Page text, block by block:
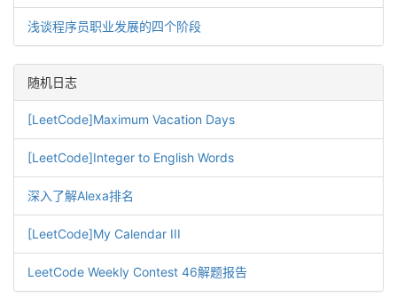
浅谈程序员职业发展的四个阶段
随机日志
[LeetCode]Maximum Vacation Days
[LeetCode]Integer to English Words
深入了解Alexa排名
[LeetCode]My Calendar III
LeetCode Weekly Contest 46解题报告